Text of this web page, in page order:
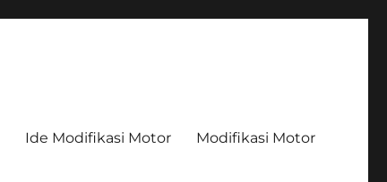
Ide Modifikasi Motor Modifikasi Motor